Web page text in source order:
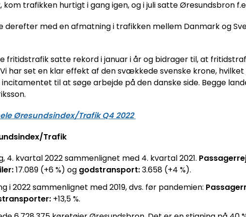
kom trafikken hurtigt i gang igen, og i juli satte Øresundsbron
derefter med en afmatning i trafikken mellem Danmark og
fritidstrafik satte rekord i januar i år og bidrager til, at
har set en klar effekt af den svækkede svenske krone,
til at søge arbejde på den danske side. Begge
Øresundsindex/Trafik Q4 2022
Trafik
4. kvartal 2022 sammenlignet med 4. kvartal 2021.
17.089 (+6 %) og godstransport:3.658 (+4 %).
i 2022 sammenlignet med 2019, dvs. før pandemien:
+13,5 %.